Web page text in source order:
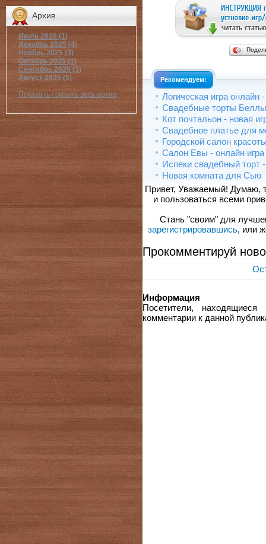
Архив
Июль 2026 (1)
Декабрь 2025 (4)
Ноябрь 2025 (3)
Октябрь 2025 (1)
Сентябрь 2025 (3)
Август 2025 (5)
Показать / скрыть весь архив
Рекомендуем:
Логическая игра онлайн
Свадебные торты Беллы
Кот почтальон - новая
Свадебное платье для
Городской салон
Салон Eвы - онлайн
Испеки свадебный торт -
Новая комната для Сью
Привет, Уважаемый! Думаю,
и пользоваться всеми
Стань "своим" для
зарегистрировавшись, или
Прокомментируй
Информация
Посетители,
комментарии к данной